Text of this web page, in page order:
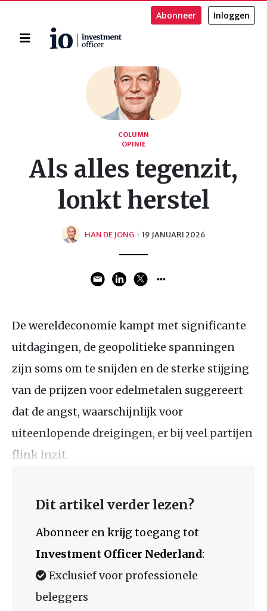
Home
Abonneer Inloggen
COLUMN
OPINIE
Als alles tegenzit,
lonkt herstel
HAN DE JONG · 19 JANUARI 2026
De wereldeconomie kampt met significante
uitdagingen, de geopolitieke spanningen
zijn soms om te snijden en de sterke stijging
van de prijzen voor edelmetalen suggereert
dat de angst, waarschijnlijk voor
uiteenlopende dreigingen, er bij veel partijen
flink inzit.
Dit artikel verder lezen?
Abonneer en krijg toegang tot
Investment Officer Nederland:
Exclusief voor professionele
beleggers